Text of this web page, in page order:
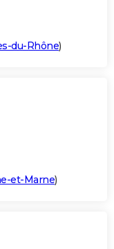
du-Rhône)
et-Marne)